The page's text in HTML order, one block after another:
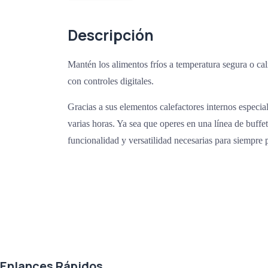
Descripción
Mantén los alimentos fríos a temperatura segura o
con controles digitales.
Gracias a sus elementos calefactores internos
varias horas. Ya sea que operes en una línea de
funcionalidad y versatilidad necesarias para siempre